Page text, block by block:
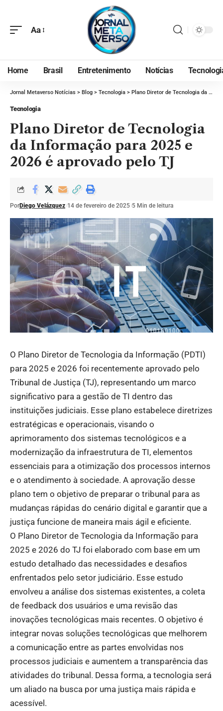
Aa
Home Brasil Entretenimento Notícias
Jornal Metaverso Notícias > Blog > Tecnologia > Plano Diretor de Tecnologia da Informação para 2025 e 2026 é aprovado pelo TJ
Tecnologia
Plano Diretor de Tecnologia
da Informação para 2025 e
2026 é aprovado pelo TJ
PorDiego Velázquez 14 de fevereiro de 2025 5 Min de leitura
O Plano Diretor de Tecnologia da Informação (PDTI)
para 2025 e 2026 foi recentemente aprovado pelo
Tribunal de Justiça (TJ), representando um marco
significativo para a gestão de TI dentro das
instituições judiciais. Esse plano estabelece diretrizes
estratégicas e operacionais, visando o
aprimoramento dos sistemas tecnológicos e a
modernização da infraestrutura de TI, elementos
essenciais para a otimização dos processos internos
e o atendimento à sociedade. A aprovação desse
plano tem o objetivo de preparar o tribunal para as
mudanças rápidas do cenário digital e garantir que a
justiça funcione de maneira mais ágil e eficiente.
O Plano Diretor de Tecnologia da Informação para
2025 e 2026 do TJ foi elaborado com base em um
estudo detalhado das necessidades e desafios
enfrentados pelo setor judiciário. Esse estudo
envolveu a análise dos sistemas existentes, a coleta
de feedback dos usuários e uma revisão das
inovações tecnológicas mais recentes. O objetivo é
integrar novas soluções tecnológicas que melhorem
a comunicação entre as partes envolvidas nos
processos judiciais e aumentem a transparência das
atividades do tribunal. Dessa forma, a tecnologia será
um aliado na busca por uma justiça mais rápida e
acessível.